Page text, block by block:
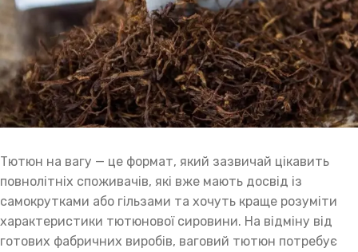
Тютюн на вагу — це формат, який зазвичай цікавить
повнолітніх споживачів, які вже мають досвід із
самокрутками або гільзами та хочуть краще розуміти
характеристики тютюнової сировини. На відміну від
готових фабричних виробів, ваговий тютюн потребує